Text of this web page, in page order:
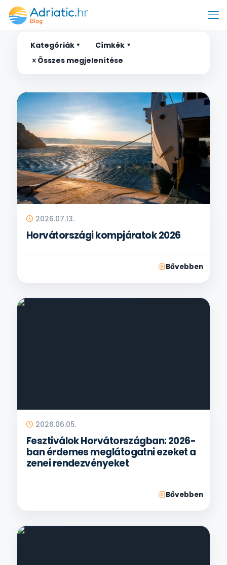
Kategóriák
Címkék
Összes megjelenítése
2026.07.13.
Horvátországi kompjáratok 2026
Bővebben
2026.06.05.
Fesztiválok Horvátországban: 2026-
ban érdemes meglátogatni ezeket a
zenei rendezvényeket
Bővebben